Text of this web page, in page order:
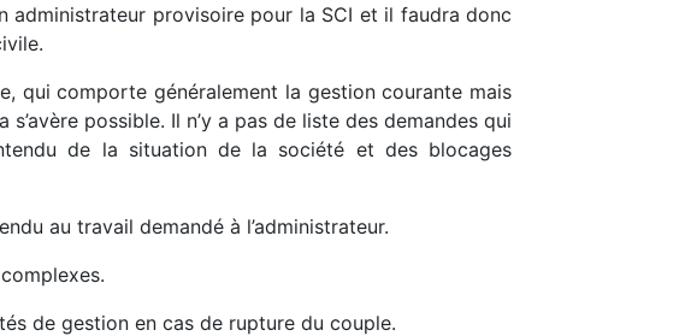
administrateur provisoire pour la SCI et il faudra donc
qui comporte généralement la gestion courante mais
possible. Il n’y a pas de liste des demandes qui
de la situation de la société et des blocages
au travail demandé à l’administrateur.
de gestion en cas de rupture du couple.